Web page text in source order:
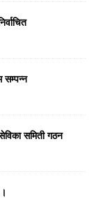
सम्पन्न
समिती गठन